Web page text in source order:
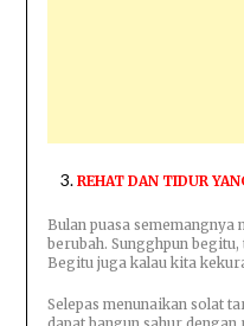
REHAT DAN TIDUR
Bulan puasa
berubah. Sungghpun
Begitu juga kalau kita
Selepas menunaikan solat